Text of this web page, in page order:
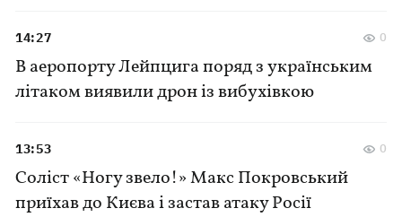
В аеропорту Лейпцига поряд з українським
літаком виявили дрон із вибухівкою
14:27 0
Соліст «Ногу звело!» Макс Покровський
приїхав до Києва і застав атаку Росії
13:53 0